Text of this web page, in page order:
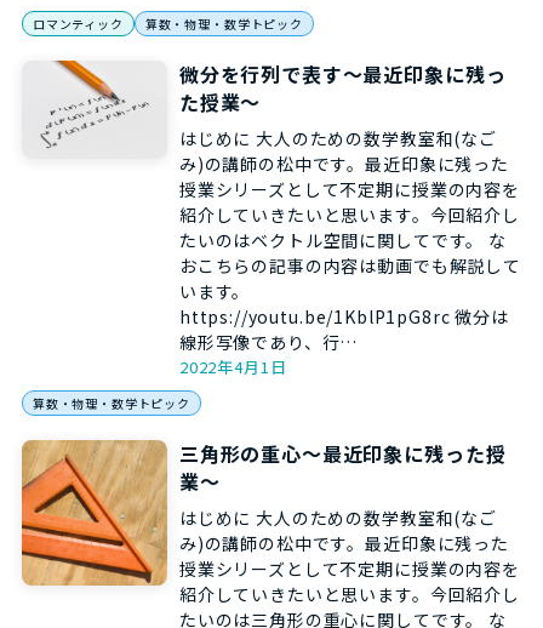
ロマンティック 算数・物理・数学トピック
微分を行列で表す～最近印象に残っ
た授業～
はじめに 大人のための数学教室和(なご
み)の講師の松中です。最近印象に残った
授業シリーズとして不定期に授業の内容を
紹介していきたいと思います。今回紹介し
たいのはベクトル空間に関してです。 な
おこちらの記事の内容は動画でも解説して
います。
https://youtu.be/1KblP1pG8rc 微分は
線形写像であり、行…
2022年4月1日
算数・物理・数学トピック
三角形の重心～最近印象に残った授
業～
はじめに 大人のための数学教室和(なご
み)の講師の松中です。最近印象に残った
授業シリーズとして不定期に授業の内容を
紹介していきたいと思います。今回紹介し
たいのは三角形の重心に関してです。 な